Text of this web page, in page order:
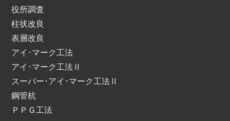
役所調査
柱状改良
表層改良
アイ･マーク工法
アイ･マーク工法Ⅱ
スーパー･アイ･マーク工法Ⅱ
鋼管杭
ＰＰＧ工法